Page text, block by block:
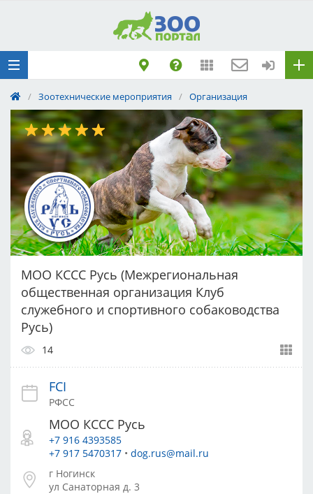
/ Зоотехнические мероприятия / Организация
МОО КССС Русь (Межрегиональная
общественная организация Клуб
служебного и спортивного собаководства
Русь)
14
FCI
РФСС
МОО КССС Русь
+7 916 4393585
+7 917 5470317 • dog.rus@mail.ru
г Ногинск
ул Санаторная д. 3
метрики
Поездку
Обращение